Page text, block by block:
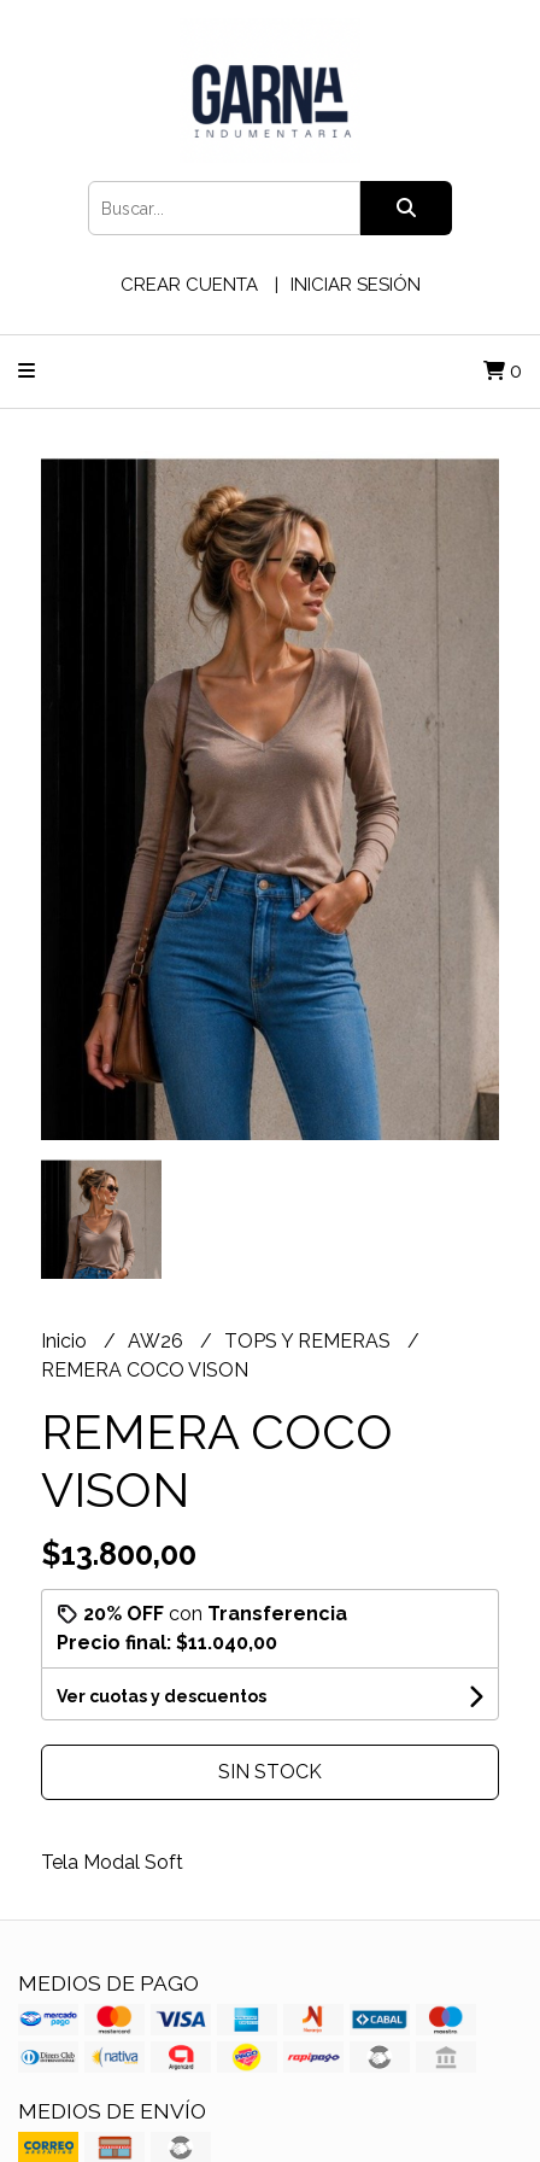
CREAR CUENTA INICIAR SESIÓN
0
Inicio AW26
TOPS Y REMERAS
REMERA COCO VISON
REMERA COCO
VISON
$13.800,00
20% OFFcon Transferencia
Precio final: $11.040,00
Ver cuotas y descuentos
SIN STOCK
Tela Modal Soft
MEDIOS DE PAGO
MEDIOS DE ENVÍO